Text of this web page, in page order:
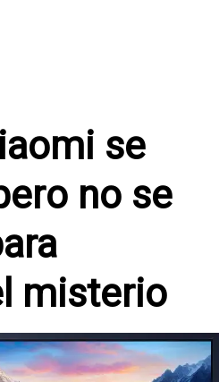
se
no se
misterio